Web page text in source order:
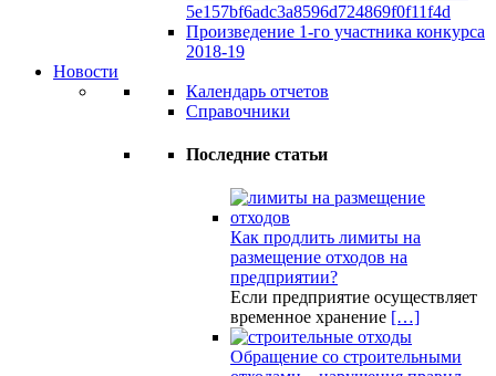
5e157bf6adc3a8596d724869f0f11f4d
Произведение 1-го участника конкурса
2018-19
Новости
Календарь отчетов
Справочники
Последние статьи
Как продлить лимиты на
размещение отходов на
предприятии?
Если предприятие осуществляет
временное хранение […]
Обращение со строительными